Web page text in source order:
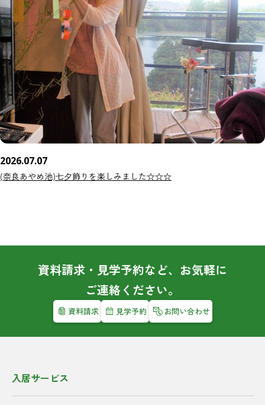
2026.07.07
(奈良あやめ池)七夕飾りを楽しみました☆☆☆
資料請求・見学予約など、お気軽に
ご連絡ください。
資料請求 見学予約 お問い合わせ
入居サービス